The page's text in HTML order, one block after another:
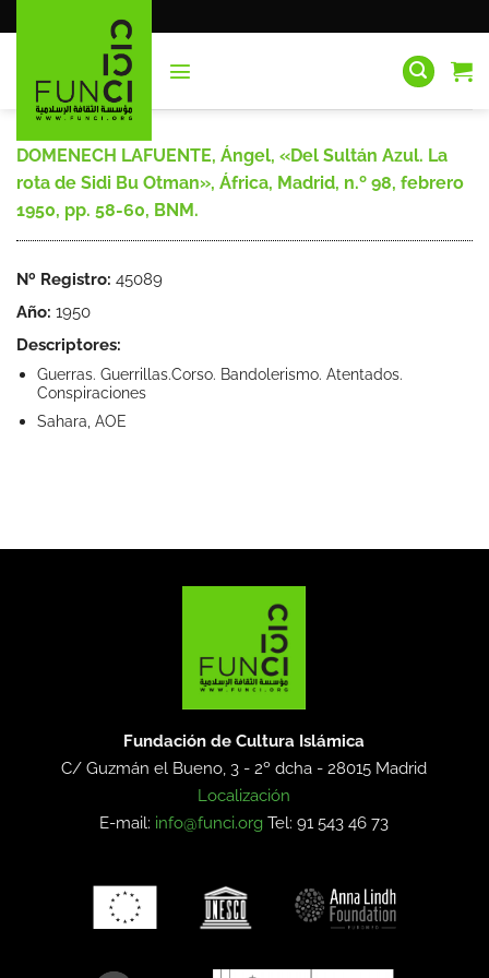
al
DOMENECH LAFUENTE, Ángel, «Del Sultán Azul. La
rota de Sidi Bu Otman», África, Madrid, n.º 98, febrero
1950, pp. 58-60, BNM.
Nº Registro: 45089
Año: 1950
Descriptores:
Guerras. Guerrillas.Corso. Bandolerismo. Atentados.
Conspiraciones
Sahara, AOE
Fundación de Cultura Islámica
C/ Guzmán el Bueno, 3 - 2º dcha -28015 Madrid
Localización
E-mail: info@funci.org Tel: 91 543 46 73